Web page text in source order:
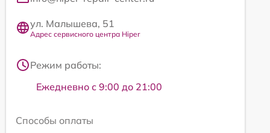
ул. Малышева, 51
Адрес сервисного центра Hiper
Режим работы:
Ежедневно с 9:00 до 21:00
Способы оплаты